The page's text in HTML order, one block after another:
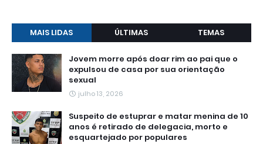
MAIS LIDAS ÚLTIMAS TEMAS
Jovem morre após doar rim ao pai que o
expulsou de casa por sua orientação
sexual
julho 13, 2026
Suspeito de estuprar e matar menina de 10
anos é retirado de delegacia, morto e
esquartejado por populares